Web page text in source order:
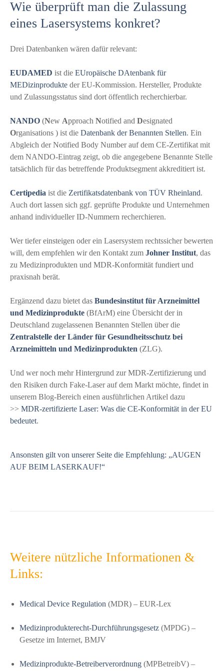
Wie überprüft man die Zulassung
eines Lasersystems konkret?
Drei Datenbanken wären dafür relevant:
EUDAMED ist die EUropäische DAtenbank für
MEDizinprodukte der EU-Kommission. Hersteller, Produkte
und Zulassungsstatus sind dort öffentlich recherchierbar.
NANDO (New Approach Notified and Designated
Organisations ) ist die Datenbank der Benannten Stellen. Ein
Abgleich der Notified Body Number auf dem CE-Zertifikat mit
dem NANDO-Eintrag zeigt, ob die angegebene Benannte Stelle
tatsächlich für das betreffende Produktsegment akkreditiert ist.
Certipedia ist die Zertifikatsdatenbank von TÜV Rheinland.
Auch dort lassen sich ggf. geprüfte Produkte und Unternehmen
anhand individueller ID-Nummern recherchieren.
Wer tiefer einsteigen oder ein Lasersystem rechtssicher bewerten
will, dem empfehlen wir den Kontakt zum Johner Institut, das
zu Medizinprodukten und MDR-Konformität fundiert und
praxisnah berät.
Ergänzend dazu bietet das Bundesinstitut für Arzneimittel
und Medizinprodukte (BfArM) eine Übersicht der in
Deutschland zugelassenen Benannten Stellen über die
Zentralstelle der Länder für Gesundheitsschutz bei
Arzneimitteln und Medizinprodukten (ZLG).
Und wer noch mehr Hintergrund zur MDR-Zertifizierung und
den Risiken durch Fake-Laser auf dem Markt möchte, findet in
unserem Blog-Bereich einen ausführlichen Artikel dazu
>> MDR-zertifizierte Laser: Was die CE-Konformität in der EU
bedeutet.
Ansonsten gilt von unserer Seite die Empfehlung: „AUGEN
AUF BEIM LASERKAUF!“
Weitere nützliche Informationen &
Links:
Medical Device Regulation (MDR) – EUR-Lex
Medizinprodukterecht-Durchführungsgesetz (MPDG) –
Gesetze im Internet, BMJV
Medizinprodukte-Betreiberverordnung (MPBetreibV) –